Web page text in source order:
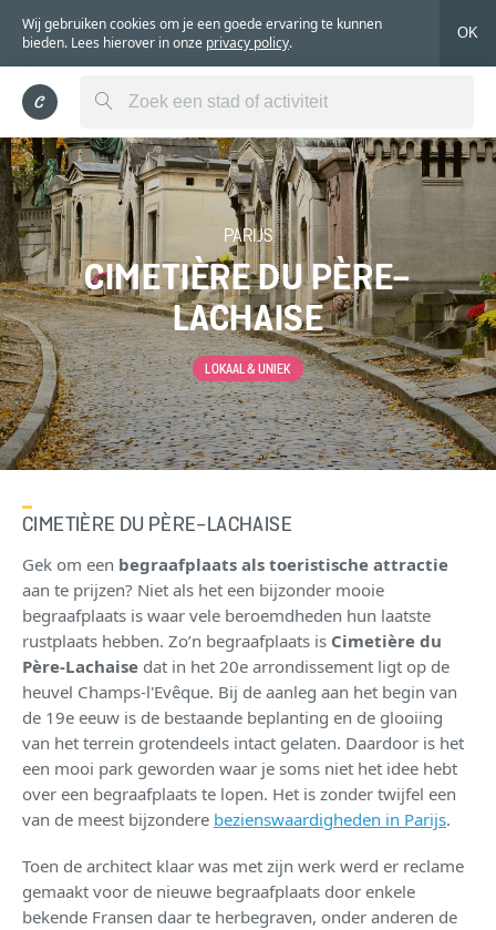
Wij gebruiken cookies om je een goede ervaring te kunnen
bieden. Lees hierover in onze privacy policy.
OK
PARIJS
CIMETIÈRE DU PÈRE-
LACHAISE
LOKAAL & UNIEK
CIMETIÈRE DU PÈRE-LACHAISE
Gek om een begraafplaats als toeristische attractie
aan te prijzen? Niet als het een bijzonder mooie
begraafplaats is waar vele beroemdheden hun laatste
rustplaats hebben. Zo’n begraafplaats is Cimetière du
Père-Lachaise dat in het 20e arrondissement ligt op de
heuvel Champs-l'Evêque. Bij de aanleg aan het begin van
de 19e eeuw is de bestaande beplanting en de glooiing
van het terrein grotendeels intact gelaten. Daardoor is het
een mooi park geworden waar je soms niet het idee hebt
over een begraafplaats te lopen. Het is zonder twijfel een
van de meest bijzondere bezienswaardigheden in Parijs.
Toen de architect klaar was met zijn werk werd er reclame
gemaakt voor de nieuwe begraafplaats door enkele
bekende Fransen daar te herbegraven, onder anderen de